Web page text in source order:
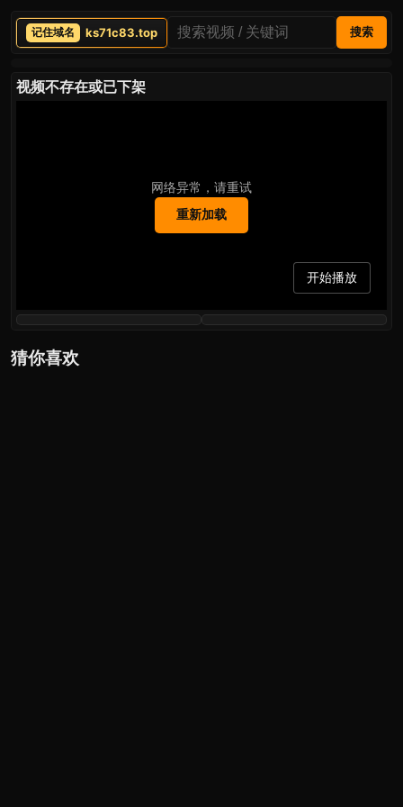
ks71c83.top 搜索
视频不存在或已下架
网络异常，请重试
重新加载
开始播放
猜你喜欢